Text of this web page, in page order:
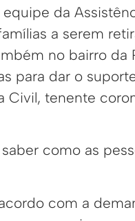
da
a serem
no bairro da
para dar o
Civil, tenente
como as
com a